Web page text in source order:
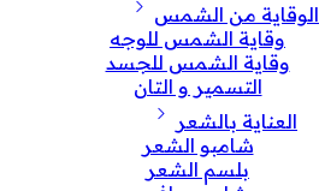
الوقاية من الشمس
وقاية الشمس للوجه
وقاية الشمس للجسد
التسمير و التان
العناية بالشعر
شامبو الشعر
بلسم الشعر